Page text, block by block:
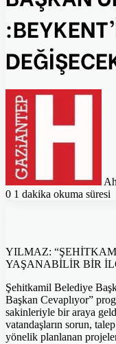
0 1 dakika okuma süresi
YILMAZ:
YAŞANABİLİR BİR
Şehitkamil Belediye
Başkan Cevaplıyor”
sakinleriyle bir araya
vatandaşların sorun,
yönelik planlanan